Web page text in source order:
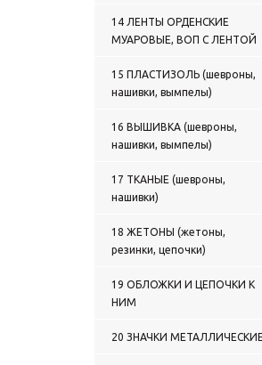
14 ЛЕНТЫ ОРДЕНСКИЕ
МУАРОВЫЕ, ВОП С ЛЕНТОЙ
15 ПЛАСТИЗОЛЬ (шевроны,
нашивки, вымпелы)
16 ВЫШИВКА (шевроны,
нашивки, вымпелы)
17 ТКАНЫЕ (шевроны,
нашивки)
18 ЖЕТОНЫ (жетоны,
резинки, цепочки)
19 ОБЛОЖКИ И ЦЕПОЧКИ К
НИМ
20 ЗНАЧКИ МЕТАЛЛИЧЕСКИЕ